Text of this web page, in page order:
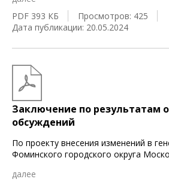
PDF 393 КБ
Просмотров: 425
Дата публикации: 20.05.2024
Заключение по результатам
обсуждений
По проекту внесения изменений в
Фоминского городского округа
далее